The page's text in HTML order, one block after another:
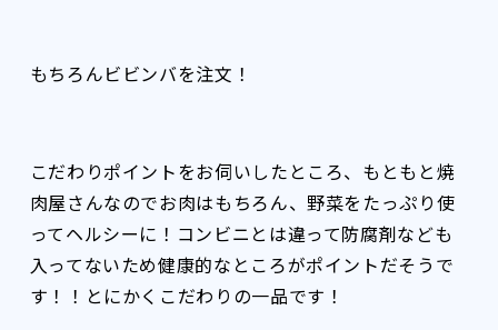
もちろんビビンバを注文！
こだわりポイントをお伺いしたところ、もともと焼
肉屋さんなのでお肉はもちろん、野菜をたっぷり使
ってヘルシーに！コンビニとは違って防腐剤なども
入ってないため健康的なところがポイントだそうで
す！！とにかくこだわりの一品です！